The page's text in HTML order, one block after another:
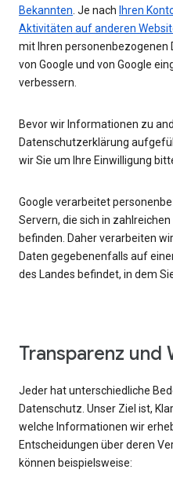
Bekannten. Je nach Ihren
Aktivitäten auf anderen
mit Ihren personenbezogenen
von Google und von Google
verbessern.
Bevor wir Informationen zu
Datenschutzerklärung
wir Sie um Ihre Einwilligung
Google verarbeitet
Servern, die sich in
befinden. Daher verarbeiten
Daten gegebenenfalls auf
des Landes befindet, in dem
Transparenz und
Jeder hat unterschiedliche
Datenschutz. Unser Ziel ist,
welche Informationen wir
Entscheidungen über deren
können beispielsweise: